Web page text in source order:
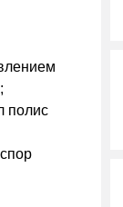
полис